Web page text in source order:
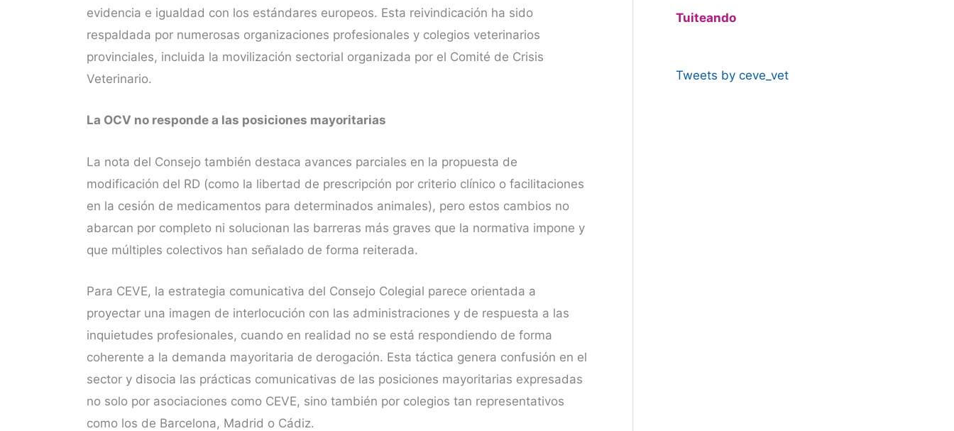
evidencia e igualdad con los estándares europeos. Esta reivindicación ha sido
respaldada por numerosas organizaciones profesionales y colegios veterinarios
provinciales, incluida la movilización sectorial organizada por el Comité de Crisis
Veterinario.
La OCV no responde a las posiciones mayoritarias
La nota del Consejo también destaca avances parciales en la propuesta de
modificación del RD (como la libertad de prescripción por criterio clínico o facilitaciones
en la cesión de medicamentos para determinados animales), pero estos cambios no
abarcan por completo ni solucionan las barreras más graves que la normativa impone y
que múltiples colectivos han señalado de forma reiterada.
Para CEVE, la estrategia comunicativa del Consejo Colegial parece orientada a
proyectar una imagen de interlocución con las administraciones y de respuesta a las
inquietudes profesionales, cuando en realidad no se está respondiendo de forma
coherente a la demanda mayoritaria de derogación. Esta táctica genera confusión en el
sector y disocia las prácticas comunicativas de las posiciones mayoritarias expresadas
no solo por asociaciones como CEVE, sino también por colegios tan representativos
como los de Barcelona, Madrid o Cádiz.
Tuiteando
Tweets by ceve_vet